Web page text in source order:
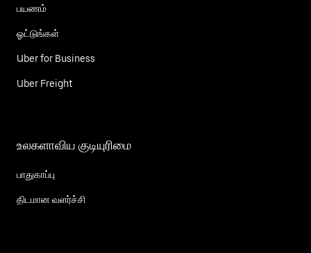
பயணம்
ஓட்டுங்கள்
Uber for Business
Uber Freight
உலகளாவிய குடியுரிமை
பாதுகாப்பு
திடமான வளர்ச்சி